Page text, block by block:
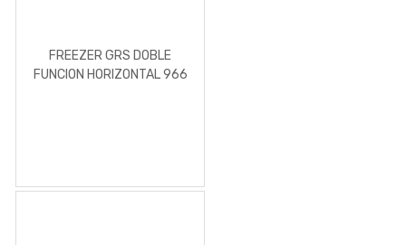
FREEZER GRS DOBLE
FUNCION HORIZONTAL 966